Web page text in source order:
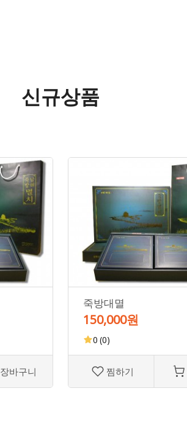
신규상품
장바구니
죽방대멸
150,000원
0 (0)
찜하기